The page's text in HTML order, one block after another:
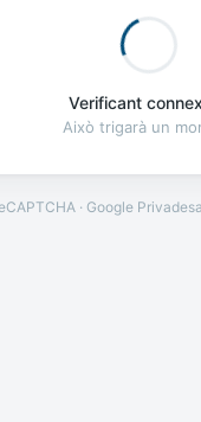
Verificant
Això trigarà un
· Google Privadesa